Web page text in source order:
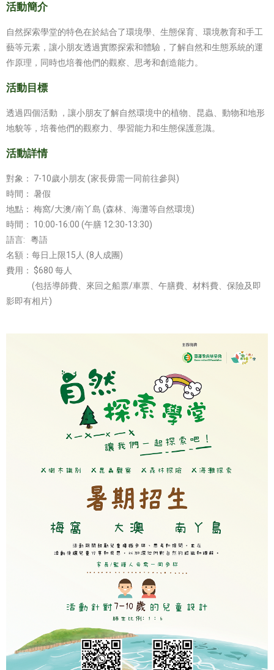
活動簡介
自然探索學堂的特色在於結合了環境學、生態保育、環境教育和手工
藝等元素，讓小朋友透過實際探索和體驗，了解自然和生態系統的運
作原理，同時也培養他們的觀察、思考和創造能力。
活動目標
透過四個活動 ，讓小朋友了解自然環境中的植物、昆蟲、動物和地形
地貌等，培養他們的觀察力、學習能力和生態保護意識。
活動詳情
對象： 7-10歲小朋友 (家長毋需一同前往參與)
時間： 暑假
地點： 梅窩/大澳/南丫島 (森林、海灘等自然環境)
時間： 10:00-16:00 (午膳 12:30-13:30) 
語言: 粵語
名額：每日上限15人 (8人成團)
費用： $680 每人
(包括導師費、來回之船票/車票、午膳費、材料費、保險及即
影即有相片)